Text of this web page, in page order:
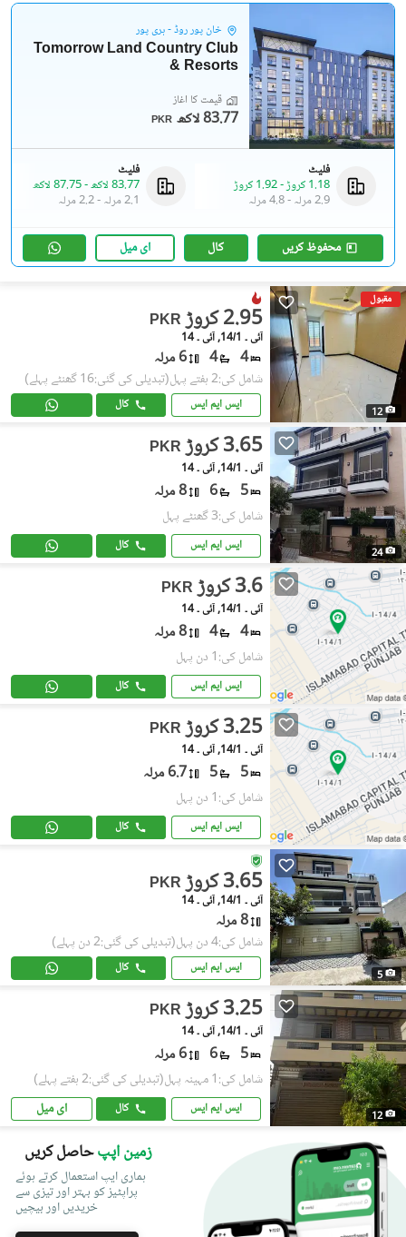
خان پور روڈ - ہری پور
Tomorrow Land Country Club
& Resorts
قیمت کا آغاز
PKR 83.77 لاکھ
فلیٹ
1.18 کروڑ
-1.92 کروڑ
2.9 مرلہ
-4.8 مرلہ
فلیٹ
83.77 لاکھ
-87.75 لاکھ
2.1 مرلہ
-2.2 مرلہ
محفوظ کریں کال ای میل
مقبول
12
PKR 2.95 کروڑ
آئی ۔ 14/1, آئی ۔ 14
4
4 6 مرلہ
شامل کی:2 ہفتے پہل (تبدیلی کی گئی:16 گھنٹے پہلے)
ایس ایم ایس کال
24
PKR 3.65 کروڑ
آئی ۔ 14/1, آئی ۔ 14
5
6 8 مرلہ
شامل کی:3 گھنٹے پہل
ایس ایم ایس کال
PKR 3.6 کروڑ
آئی ۔ 14/1, آئی ۔ 14
4
4 8 مرلہ
شامل کی:1 دن پہل
ایس ایم ایس کال
PKR 3.25 کروڑ
آئی ۔ 14/1, آئی ۔ 14
5
5 6.7 مرلہ
شامل کی:1 دن پہل
ایس ایم ایس کال
5
PKR 3.65 کروڑ
آئی ۔ 14/1, آئی ۔ 14
8 مرلہ
شامل کی:4 دن پہل (تبدیلی کی گئی:2 دن پہلے)
ایس ایم ایس کال
12
PKR 3.25 کروڑ
آئی ۔ 14/1, آئی ۔ 14
5
6 6 مرلہ
شامل کی:1 مہینہ پہل (تبدیلی کی گئی:2 ہفتے پہلے)
ایس ایم ایس کال ای میل
زمین اپپحاصل کریں
ہماری ایپ استعمال کرتے ہوئے
پراپٹیز کو بہتر اور تیزی سے
خریدیں اور بیچیں